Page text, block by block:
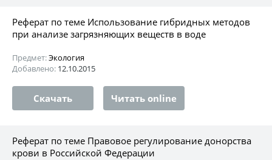
Реферат по теме Использование гибридных методов
при анализе загрязняющих веществ в воде
Предмет:Экология
Добавлено: 12.10.2015
Скачать Читать online
Реферат по теме Правовое регулирование донорства
крови в Российской Федерации